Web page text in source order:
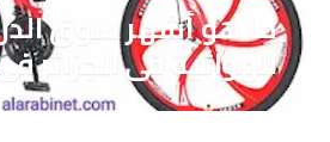
ما هو أشهر سوق
الهوائية في الجزائر في